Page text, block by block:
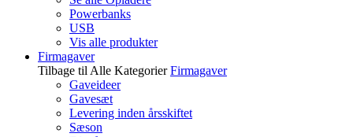
Powerbanks
USB
Vis alle produkter
Firmagaver
Tilbage til Alle Kategorier Firmagaver
Gaveideer
Gavesæt
Levering inden årsskiftet
Sæson